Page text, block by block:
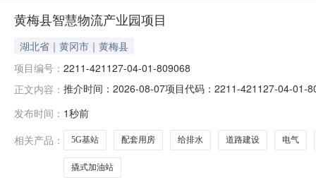
黄梅县智慧物流产业园项目
湖北省｜黄冈市｜黄梅县
项目编号： 2211-421127-04-01-809068
正文内容： 推介时间：2026-08-07项目代码：2211-421127-04-01-
明、绿化、监控等辅助工程、总投资（万元）：
发布时间： 1秒前
相关产品：
5G基站 配套用房 给排水 道路建设 电气
撬式加油站